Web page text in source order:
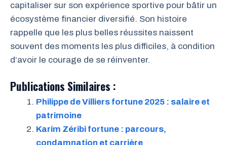
capitaliser sur son expérience sportive pour bâtir un
écosystème financier diversifié. Son histoire
rappelle que les plus belles réussites naissent
souvent des moments les plus difficiles, à condition
d’avoir le courage de se réinventer.
Publications Similaires :
Philippe de Villiers fortune 2025 : salaire et
patrimoine
Karim Zéribi fortune : parcours,
condamnation et carrière